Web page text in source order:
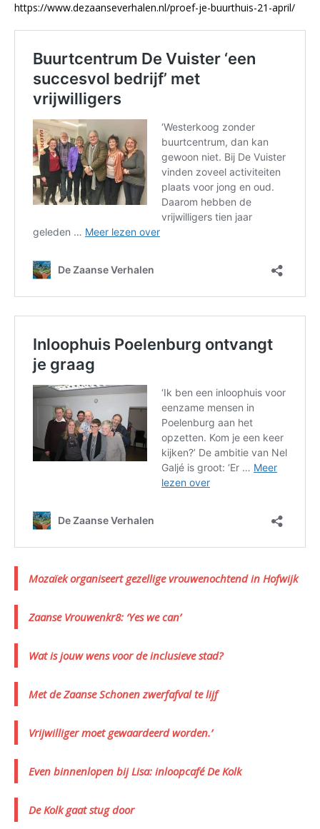
https://www.dezaanseverhalen.nl/proef-je-buurthuis-21-april/
Mozaïek organiseert gezellige vrouwenochtend in Hofwijk
Zaanse Vrouwenkr8: ‘Yes we can’
Wat is jouw wens voor de inclusieve stad?
Met de Zaanse Schonen zwerfafval te lijf
Vrijwilliger moet gewaardeerd worden.’
Even binnenlopen bij Lisa: inloopcafé De Kolk
De Kolk gaat stug door